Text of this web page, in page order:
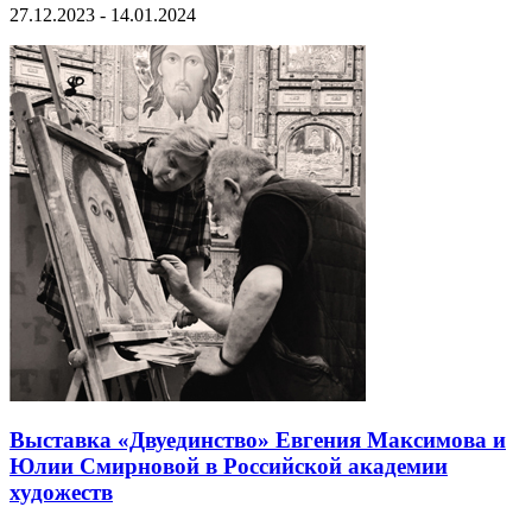
27.12.2023 - 14.01.2024
Выставка «Двуединство» Евгения Максимова и
Юлии Смирновой в Российской академии
художеств